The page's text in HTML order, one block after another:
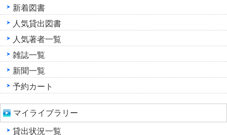
新着図書
人気貸出図書
人気著者一覧
雑誌一覧
新聞一覧
予約カート
マイライブラリー
貸出状況一覧